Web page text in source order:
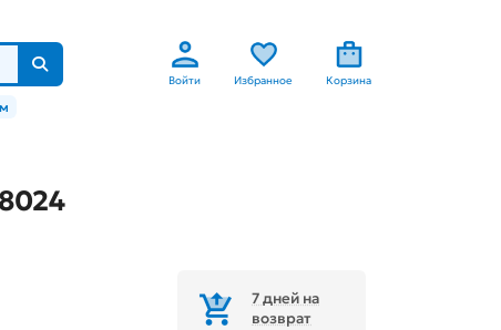
Войти Избранное Корзина
7 дней на
возврат